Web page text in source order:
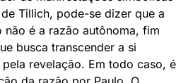
Tillich, pode-se dizer que a
é a razão autônoma, fim
busca transcender a si
revelação. Em todo caso, é